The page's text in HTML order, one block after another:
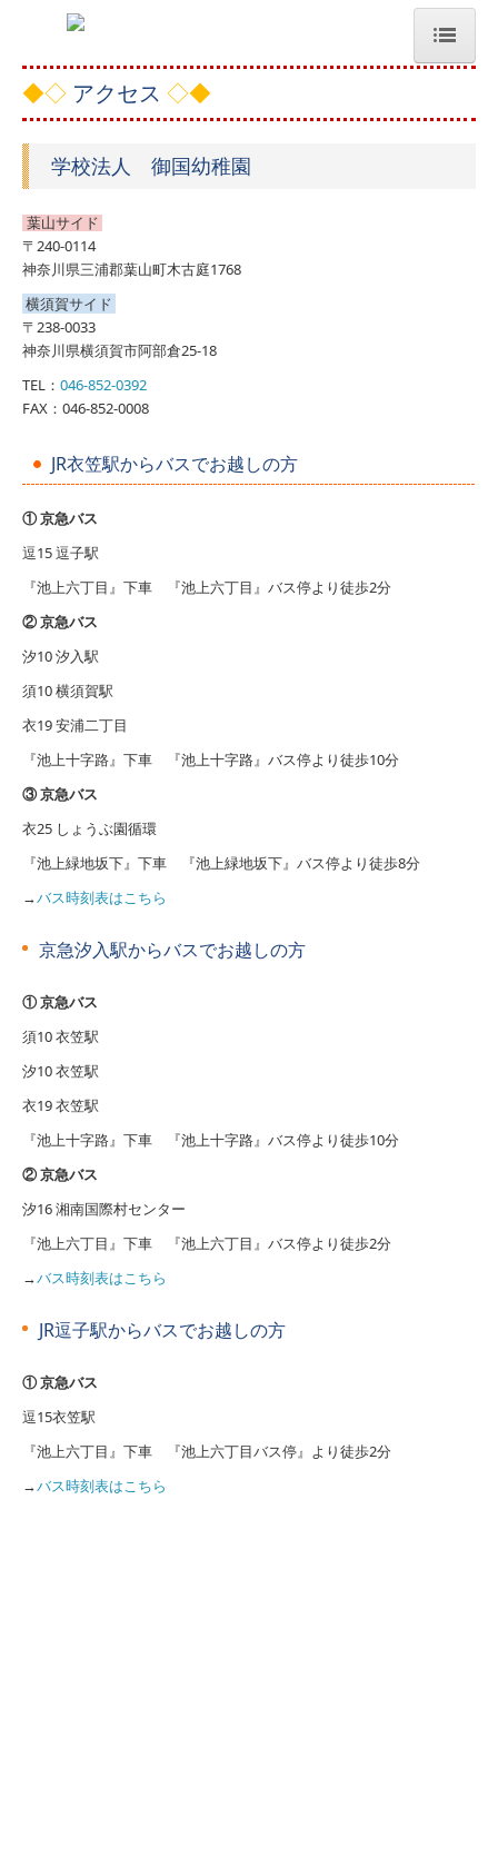
ホーム
入園案内
お問合せ
アクセス
園の特色など
寄付金ご協力のお願い
教員募集
卒園児ページ｜2025年度
◆◇ アクセス ◇◆
学校法人 御国幼稚園
葉山サイド
〒240-0114
神奈川県三浦郡葉山町木古庭1768
横須賀サイド
〒238-0033
神奈川県横須賀市阿部倉25-18
TEL： 046-852-0392
FAX：046-852-0008
JR衣笠駅からバスでお越しの方
① 京急バス
逗15 逗子駅
『池上六丁目』下車 『池上六丁目』バス停より徒歩2分
② 京急バス
汐10 汐入駅
須10 横須賀駅
衣19 安浦二丁目
『池上十字路』下車 『池上十字路』バス停より徒歩10分
③ 京急バス
衣25 しょうぶ園循環
『池上緑地坂下』下車 『池上緑地坂下』バス停より徒歩8分
→バス時刻表はこちら
京急汐入駅からバスでお越しの方
① 京急バス
須10 衣笠駅
汐10 衣笠駅
衣19 衣笠駅
『池上十字路』下車 『池上十字路』バス停より徒歩10分
② 京急バス
汐16 湘南国際村センター
『池上六丁目』下車 『池上六丁目』バス停より徒歩2分
→バス時刻表はこちら
JR逗子駅からバスでお越しの方
① 京急バス
逗15衣笠駅
『池上六丁目』下車 『池上六丁目バス停』より徒歩2分
→バス時刻表はこちら